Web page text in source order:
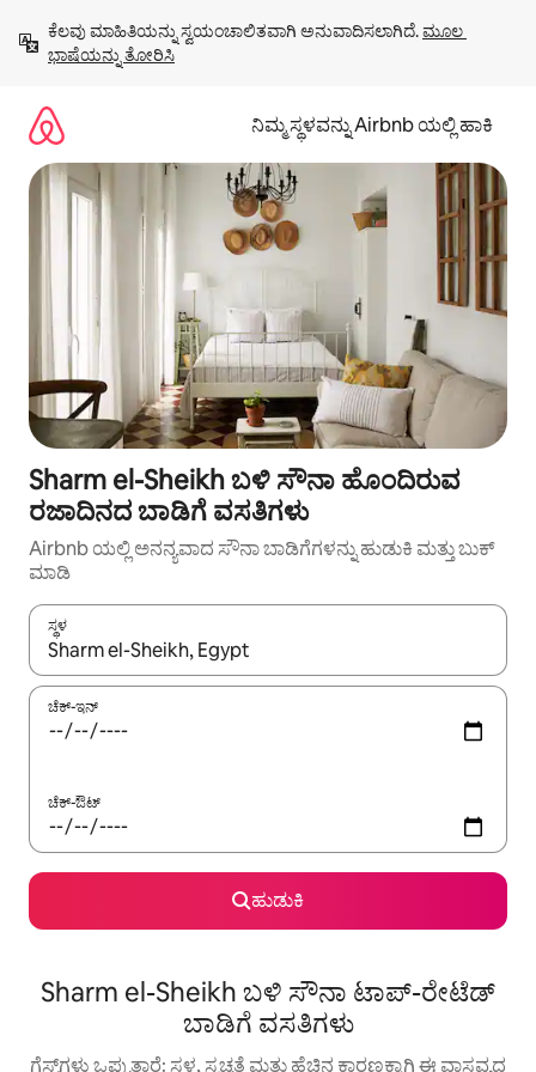
ಹೋಗಿ
ಕೆಲವು ಮಾಹಿತಿಯನ್ನು ಸ್ವಯಂಚಾಲಿತವಾಗಿ ಅನುವಾದಿಸಲಾಗಿದೆ. ಮೂಲ
ಭಾಷೆಯನ್ನು ತೋರಿಸಿ
ನಿಮ್ಮ ಸ್ಥಳವನ್ನು Airbnb ಯಲ್ಲಿ ಹಾಕಿ
Sharm el-Sheikh ಬಳಿ ಸೌನಾ ಹೊಂದಿರುವ
ರಜಾದಿನದ ಬಾಡಿಗೆ ವಸತಿಗಳು
Airbnb ಯಲ್ಲಿ ಅನನ್ಯವಾದ ಸೌನಾ ಬಾಡಿಗೆಗಳನ್ನು ಹುಡುಕಿ ಮತ್ತು ಬುಕ್
ಮಾಡಿ
ಸ್ಥಳ
ಫಲಿತಾಂಶಗಳು ಲಭ್ಯವಿರುವಾಗ, ಅಪ್ ಮತ್ತು ಡೌನ್ ಬಾಣದ ಕೀಲಿಗಳೊಂದಿಗೆ
ಚೆಕ್-ಇನ್
ಚೆಕ್-ಔಟ್
ಹುಡುಕಿ
Sharm el-Sheikh ಬಳಿ ಸೌನಾ ಟಾಪ್-ರೇಟೆಡ್
ಬಾಡಿಗೆ ವಸತಿಗಳು
ಗೆಸ್ಟ್‌ಗಳು ಒಪ್ಪುತ್ತಾರೆ: ಸ್ಥಳ, ಸ್ವಚ್ಛತೆ ಮತ್ತು ಹೆಚ್ಚಿನ ಕಾರಣಕ್ಕಾಗಿ ಈ ವಾಸ್ತವ್ಯದ